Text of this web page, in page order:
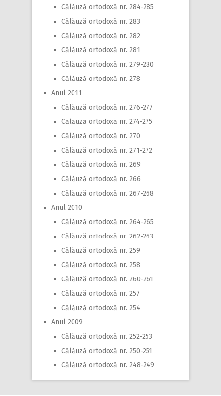
Călăuză ortodoxă nr. 284-285
Călăuză ortodoxă nr. 283
Călăuză ortodoxă nr. 282
Călăuză ortodoxă nr. 281
Călăuză ortodoxă nr. 279-280
Călăuză ortodoxă nr. 278
Anul 2011
Călăuză ortodoxă nr. 276-277
Călăuză ortodoxă nr. 274-275
Călăuză ortodoxă nr. 270
Călăuză ortodoxă nr. 271-272
Călăuză ortodoxă nr. 269
Călăuză ortodoxă nr. 266
Călăuză ortodoxă nr. 267-268
Anul 2010
Călăuză ortodoxă nr. 264-265
Călăuză ortodoxă nr. 262-263
Călăuză ortodoxă nr. 259
Călăuză ortodoxă nr. 258
Călăuză ortodoxă nr. 260-261
Călăuză ortodoxă nr. 257
Călăuză ortodoxă nr. 254
Anul 2009
Călăuză ortodoxă nr. 252-253
Călăuză ortodoxă nr. 250-251
Călăuză ortodoxă nr. 248-249